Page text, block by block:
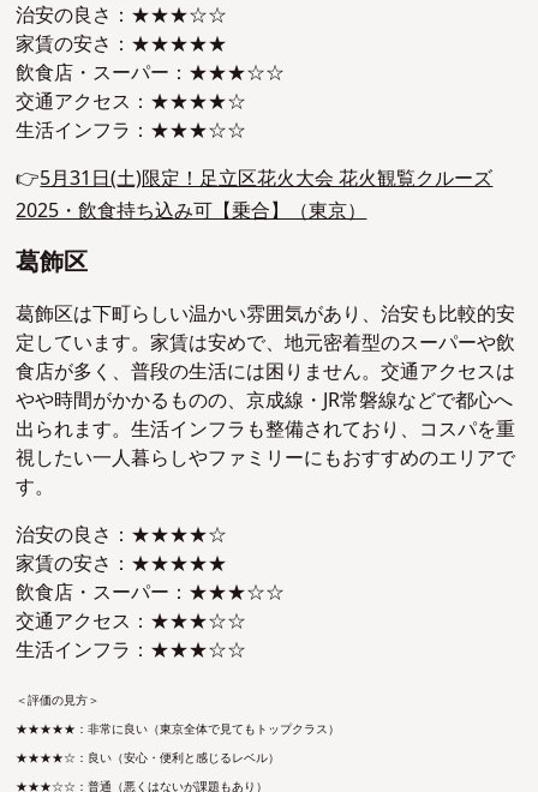
治安の良さ：★★★☆☆
家賃の安さ：★★★★★
飲食店・スーパー：★★★☆☆
交通アクセス：★★★★☆
生活インフラ：★★★☆☆
👉5月31日(土)限定！足立区花火大会 花火観覧クルーズ
2025・飲食持ち込み可【乗合】（東京）
葛飾区
葛飾区は下町らしい温かい雰囲気があり、治安も比較的安
定しています。家賃は安めで、地元密着型のスーパーや飲
食店が多く、普段の生活には困りません。交通アクセスは
やや時間がかかるものの、京成線・JR常磐線などで都心へ
出られます。生活インフラも整備されており、コスパを重
視したい一人暮らしやファミリーにもおすすめのエリアで
す。
治安の良さ：★★★★☆
家賃の安さ：★★★★★
飲食店・スーパー：★★★☆☆
交通アクセス：★★★☆☆
生活インフラ：★★★☆☆
＜評価の見方＞
★★★★★：非常に良い（東京全体で見てもトップクラス）
★★★★☆：良い（安心・便利と感じるレベル）
★★★☆☆：普通（悪くはないが課題もあり）